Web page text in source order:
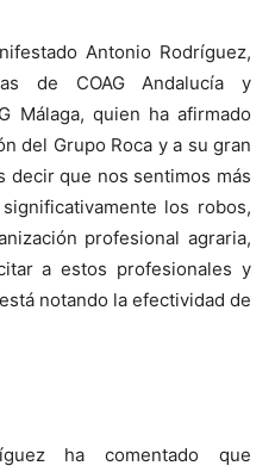
Antonio Rodríguez,
de COAG Andalucía y
Málaga, quien ha afirmado
del Grupo Roca y a su gran
decir que nos sentimos más
los robos,
profesional agraria,
a estos profesionales y
notando la efectividad de
ha comentado que